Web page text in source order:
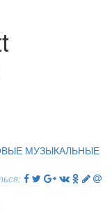
МУЗЫКАЛЬНЫЕ